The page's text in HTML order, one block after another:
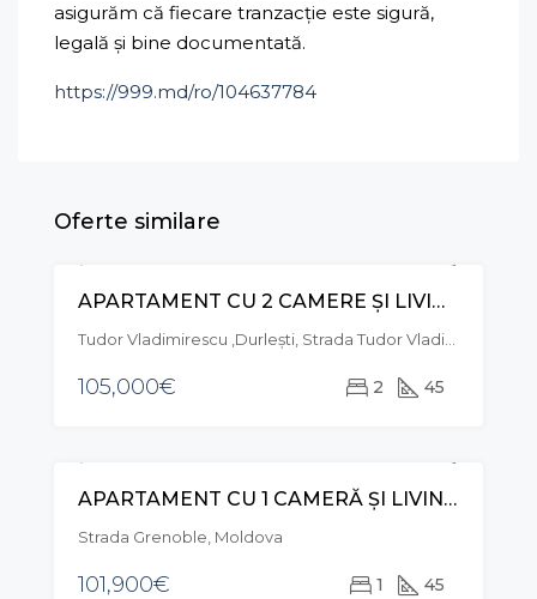
asigurăm că fiecare tranzacție este sigură,
legală și bine documentată.
https://999.md/ro/104637784
Oferte similare
VÂNZARE
APARTAMENT CU 2 CAMERE ȘI LIVING, STR. TUDOR VLADIMIRESCU, DURLEȘTI
105,000€ 2 45
VÂNZARE EXCLUSIVEAPARTAMENT CU 1 CAMERĂ ȘI LIVING, STR. GRENOBLE, BOTANICA
Strada Grenoble, Moldova
101,900€ 1 45